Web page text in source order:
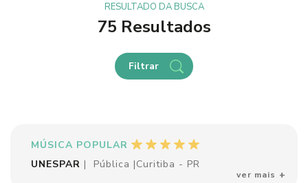
RESULTADO DA BUSCA
75 Resultados
Filtrar
MÚSICA POPULAR
UNESPAR | Pública |Curitiba - PR
ver mais